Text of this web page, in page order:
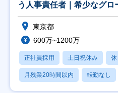
う人事責任者｜希少なグ
める！
東京都
600万~1200万
正社員採用 土日祝休み
月残業20時間以内 転勤なし